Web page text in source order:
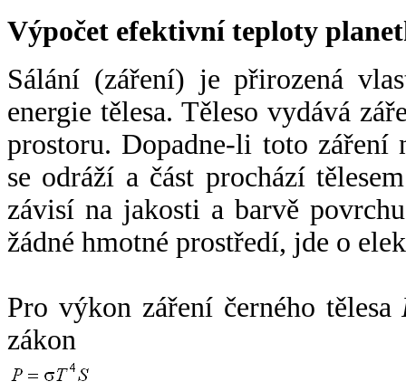
Výpočet efektivní teploty
Sálání (záření) je přirozená
energie tělesa. Těleso vydává
prostoru. Dopadne-li toto záření
se odráží a část prochází
závisí na jakosti a barvě
žádné hmotné prostředí, jde o
Pro výkon záření černého tělesa
zákon